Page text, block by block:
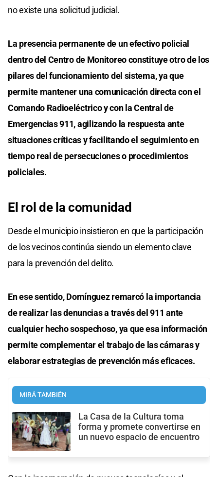
no existe una solicitud judicial.
La presencia permanente de un efectivo policial
dentro del Centro de Monitoreo constituye otro de los
pilares del funcionamiento del sistema, ya que
permite mantener una comunicación directa con el
Comando Radioeléctrico y con la Central de
Emergencias 911, agilizando la respuesta ante
situaciones críticas y facilitando el seguimiento en
tiempo real de persecuciones o procedimientos
policiales.
El rol de la comunidad
Desde el municipio insistieron en que la participación
de los vecinos continúa siendo un elemento clave
para la prevención del delito.
En ese sentido, Domínguez remarcó la importancia
de realizar las denuncias a través del 911 ante
cualquier hecho sospechoso, ya que esa información
permite complementar el trabajo de las cámaras y
elaborar estrategias de prevención más eficaces.
MIRÁ TAMBIÉN
La Casa de la Cultura toma
forma y promete convertirse en
un nuevo espacio de encuentro